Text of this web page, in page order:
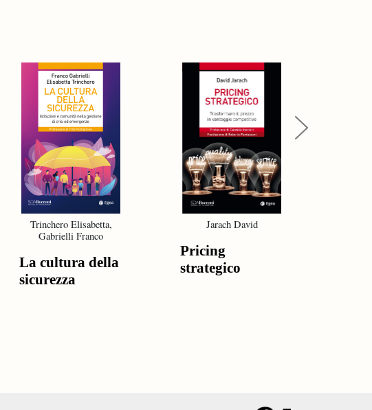
Trinchero Elisabetta,
Gabrielli Franco
La cultura della
sicurezza
Jarach David
Pricing
strategico
Next